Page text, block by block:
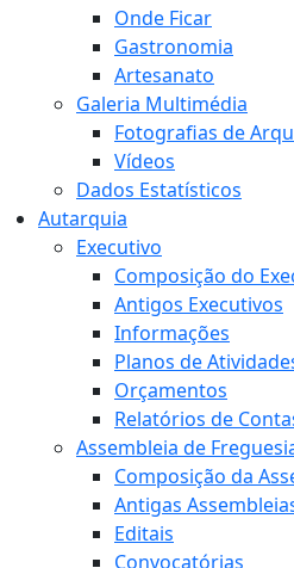
Onde Ficar
Gastronomia
Artesanato
Galeria Multimédia
Fotografias de
Vídeos
Dados Estatísticos
Autarquia
Executivo
Composição do
Antigos Executivos
Informações
Planos de
Orçamentos
Relatórios de
Assembleia de
Composição da
Antigas
Editais
Convocatórias